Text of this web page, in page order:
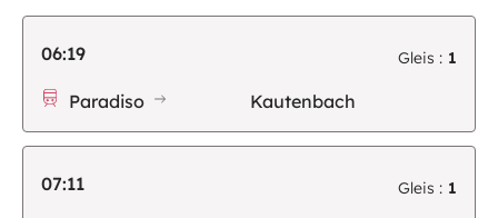
06:19 Gleis : 1
Paradiso Kautenbach
07:11 Gleis : 1